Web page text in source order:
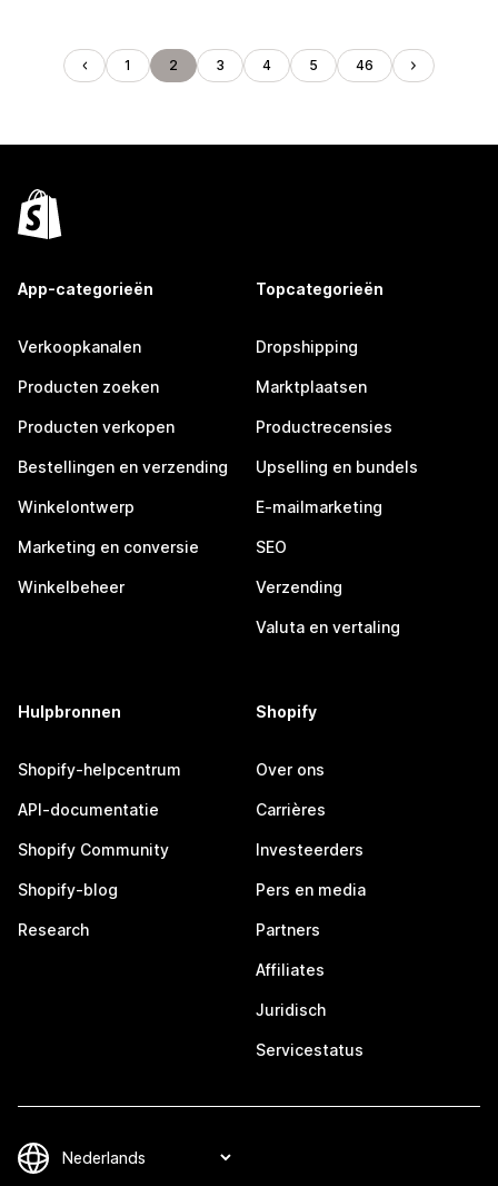
1 2 3 4 5 46
App-categorieën
Verkoopkanalen
Producten zoeken
Producten verkopen
Bestellingen en verzending
Winkelontwerp
Marketing en conversie
Winkelbeheer
Topcategorieën
Dropshipping
Marktplaatsen
Productrecensies
Upselling en bundels
E-mailmarketing
SEO
Verzending
Valuta en vertaling
Hulpbronnen
Shopify-helpcentrum
API-documentatie
Shopify Community
Shopify-blog
Research
Shopify
Over ons
Carrières
Investeerders
Pers en media
Partners
Affiliates
Juridisch
Servicestatus